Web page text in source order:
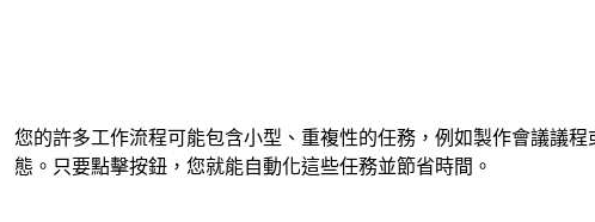
您的許多工作流程可能包含小型、重複性的任務，例如製作會議議程
態。只要點擊按鈕，您就能自動化這些任務並節省時間。